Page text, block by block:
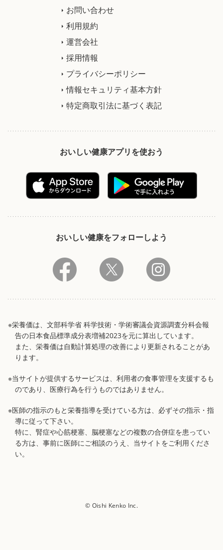
お問い合わせ
利用規約
運営会社
採用情報
プライバシーポリシー
情報セキュリティ基本方針
特定商取引法に基づく表記
おいしい健康アプリを使おう
おいしい健康をフォローしよう
※栄養価は、文部科学省 科学技術・学術審議会資源調査分科会報
告の日本食品標準成分表増補2023を元に算出しています。
また、栄養価は自動計算処理の改善により更新されることがあ
ります。
※当サイトが提供するサービスは、利用者の食事管理を支援するも
のであり、医療行為を行うものではありません。
※医師の指示のもと栄養指導を受けている方は、必ずその指示・指
導に従って下さい。
特に、腎症や心筋梗塞、脳梗塞などの複数の合併症を患ってい
る方は、事前に医師にご相談のうえ、当サイトをご利用くださ
い。
© Oishi Kenko Inc.